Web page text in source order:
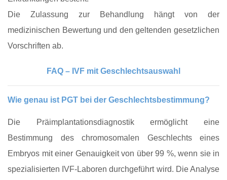
Die Zulassung zur Behandlung hängt von der
medizinischen Bewertung und den geltenden gesetzlichen
Vorschriften ab.
FAQ – IVF mit Geschlechtsauswahl
Wie genau ist PGT bei der Geschlechtsbestimmung?
Die Präimplantationsdiagnostik ermöglicht eine
Bestimmung des chromosomalen Geschlechts eines
Embryos mit einer Genauigkeit von über 99 %, wenn sie in
spezialisierten IVF‑Laboren durchgeführt wird. Die Analyse